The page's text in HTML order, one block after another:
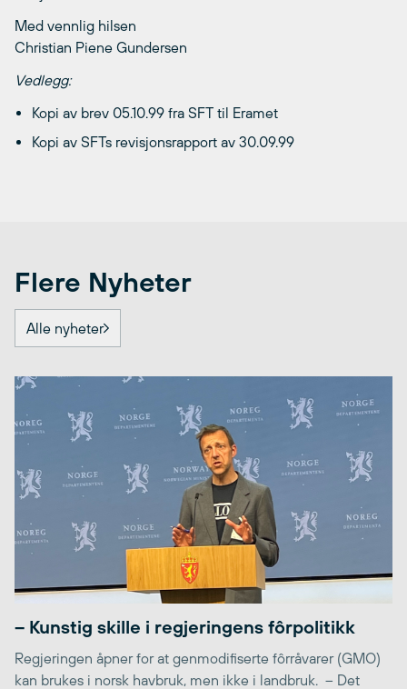
Med vennlig hilsen
Christian Piene Gundersen
Vedlegg:
Kopi av brev 05.10.99 fra SFT til Eramet
Kopi av SFTs revisjonsrapport av 30.09.99
Flere Nyheter
Alle nyheter
– Kunstig skille i regjeringens fôrpolitikk
Regjeringen åpner for at genmodifiserte fôrråvarer (GMO)
kan brukes i norsk havbruk, men ikke i landbruk. – Det